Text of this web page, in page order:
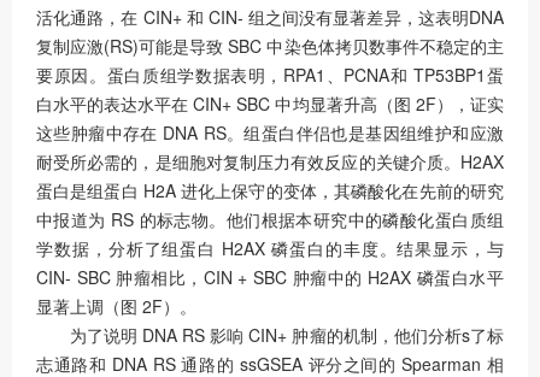
活化通路，在 CIN+ 和 CIN- 组之间没有显著差异，这表明DNA
复制应激(RS)可能是导致 SBC 中染色体拷贝数事件不稳定的主
要原因。蛋白质组学数据表明，RPA1、PCNA和 TP53BP1蛋
白水平的表达水平在 CIN+ SBC 中均显著升高（图 2F），证实
这些肿瘤中存在 DNA RS。组蛋白伴侣也是基因组维护和应激
耐受所必需的，是细胞对复制压力有效反应的关键介质。H2AX
蛋白是组蛋白 H2A 进化上保守的变体，其磷酸化在先前的研究
中报道为 RS 的标志物。他们根据本研究中的磷酸化蛋白质组
学数据，分析了组蛋白 H2AX 磷蛋白的丰度。结果显示，与
CIN- SBC 肿瘤相比，CIN + SBC 肿瘤中的 H2AX 磷蛋白水平
显著上调（图 2F）。
为了说明 DNA RS 影响 CIN+ 肿瘤的机制，他们分析s了标
志通路和 DNA RS 通路的 ssGSEA 评分之间的 Spearman 相